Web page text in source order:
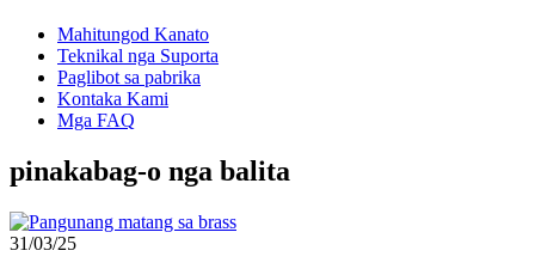
Mahitungod Kanato
Teknikal nga Suporta
Paglibot sa pabrika
Kontaka Kami
Mga FAQ
pinakabag-o nga balita
31/03/25